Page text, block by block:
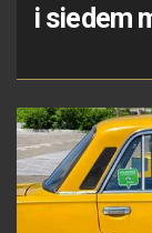
i siedem